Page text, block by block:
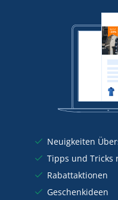
Neuigkeiten
Tipps und Tricks
Rabattaktionen
Geschenkideen